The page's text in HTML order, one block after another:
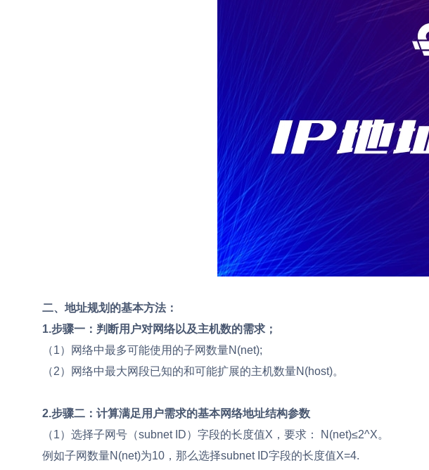
二、地址规划的基本方法：
1.步骤一：判断用户对网络以及主机数的需求；
（1）网络中最多可能使用的子网数量N(net);
（2）网络中最大网段已知的和可能扩展的主机数量N(host)。
2.步骤二：计算满足用户需求的基本网络地址结构参数
（1）选择子网号（subnet ID）字段的长度值X，要求： N(net)≤2^X。
例如子网数量N(net)为10，那么选择subnet ID字段的长度值X=4.